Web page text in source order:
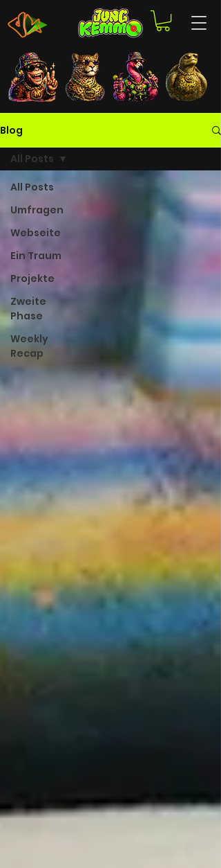
Blog
All Posts
Umfragen
Webseite
Ein Traum
Projekte
Zweite
Phase
Weekly
Recap
All Posts